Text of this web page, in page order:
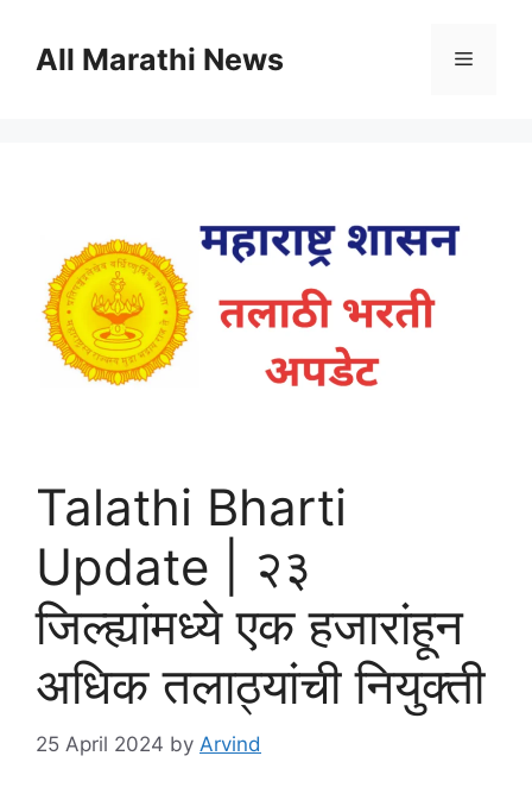
contentAll Marathi News Menu
Talathi Bharti
Update | २३
जिल्ह्यांमध्ये एक हजारांहून
अधिक तलाठ्यांची नियुक्ती
25 April 2024 by Arvind